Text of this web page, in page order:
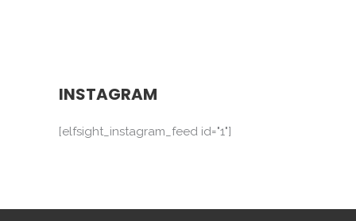
INSTAGRAM
[elfsight_instagram_feed id="1"]